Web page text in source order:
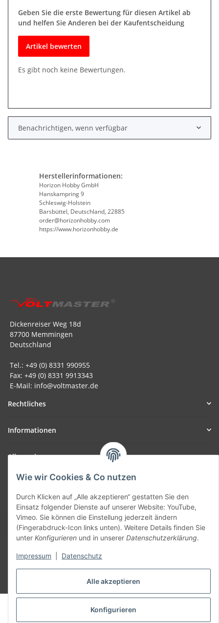
Alle akzeptieren
Konfigurieren
Wie wir Cookies & Co nutzen
Durch Klicken auf „Alle akzeptieren“ gestatten Sie den
Einsatz folgender Dienste auf unserer Website: YouTube,
Vimeo. Sie können die Einstellung jederzeit ändern
(Fingerabdruck-Icon links unten). Weitere Details finden Sie
unter Konfigurieren und in unserer Datenschutzerklärung.
Impressum Datenschutz
Geben Sie die erste Bewertung für diesen Artikel ab
und helfen Sie Anderen bei der Kaufentscheidung
Artikel bewerten
Es gibt noch keine Bewertungen.
Benachrichtigen, wenn verfügbar
Herstellerinformationen:
Horizon Hobby GmbH
Hanskampring 9
Schleswig-Holstein
Barsbüttel, Deutschland, 22885
order@horizonhobby.com
https://www.horizonhobby.de
Dickenreiser Weg 18d
87700 Memmingen
Deutschland
Tel.: +49 (0) 8331 990955
Fax: +49 (0) 8331 9913343
E-Mail: info@voltmaster.de
Rechtliches
Informationen
Allgemein
Teil unseres Netzwerks:
SmoliTec - Safety. Simplified. Worldwide. ( B2B Shop )
Vertrag widerrufen
* Alle Preise inkl. gesetzlicher USt., zzgl.Versand
© voltmaster.de
Powered byJTL-Shop